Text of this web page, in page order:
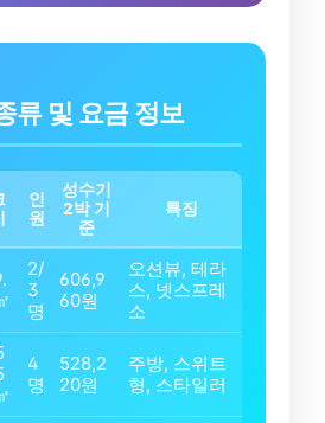
류 및 요금 정보
인
원
성수기
2박 기
준
특징
2/
3
명
606,9
60원
오션뷰, 테라
스, 넷스프레
소
4
명
528,2
20원
주방, 스위트
형, 스타일러